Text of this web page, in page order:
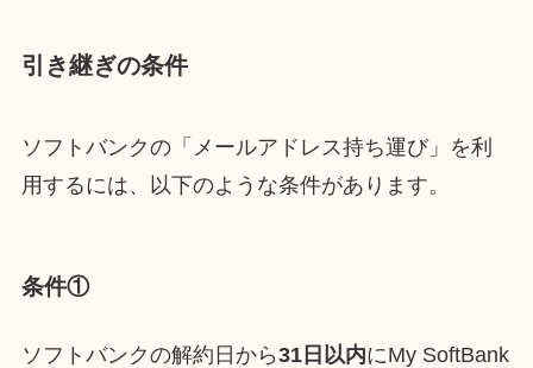
引き継ぎの条件
ソフトバンクの「メールアドレス持ち運び」を利
用するには、以下のような条件があります。
条件①
ソフトバンクの解約日から31日以内にMy SoftBank